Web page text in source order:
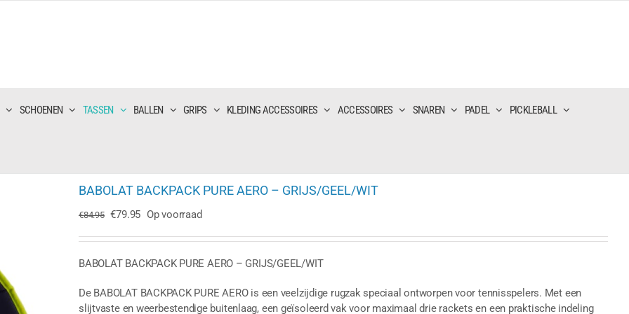
SCHOENEN TASSEN BALLEN GRIPS KLEDING ACCESSOIRES ACCESSOIRES SNAREN PADEL PICKLEBALL
BABOLAT BACKPACK PURE AERO – GRIJS/GEEL/WIT
€84.95 Oorspronkelijke
was:
€84.95.
€79.95Huidige
is:
€79.95.
Op voorraad
BABOLAT BACKPACK PURE AERO – GRIJS/GEEL/WIT
De BABOLAT BACKPACK PURE AERO is een veelzijdige rugzak speciaal ontworpen voor tennisspelers. Met een
slijtvaste en weerbestendige buitenlaag, een geïsoleerd vak voor maximaal drie rackets en een praktische indeling